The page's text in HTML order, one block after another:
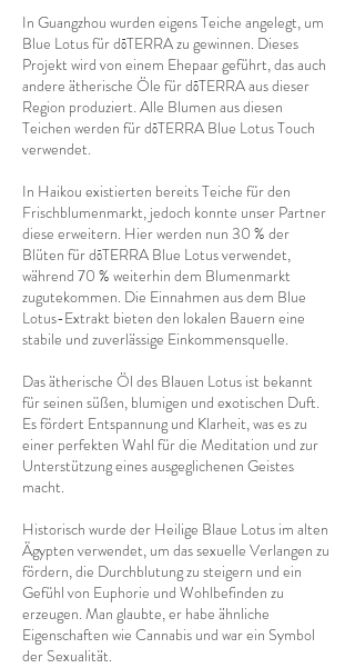
In Guangzhou wurden eigens Teiche angelegt, um
Blue Lotus für dōTERRA zu gewinnen. Dieses
Projekt wird von einem Ehepaar geführt, das auch
andere ätherische Öle für dōTERRA aus dieser
Region produziert. Alle Blumen aus diesen
Teichen werden für dōTERRA Blue Lotus Touch
verwendet.
In Haikou existierten bereits Teiche für den
Frischblumenmarkt, jedoch konnte unser Partner
diese erweitern. Hier werden nun 30 % der
Blüten für dōTERRA Blue Lotus verwendet,
während 70 % weiterhin dem Blumenmarkt
zugutekommen. Die Einnahmen aus dem Blue
Lotus-Extrakt bieten den lokalen Bauern eine
stabile und zuverlässige Einkommensquelle.
Das ätherische Öl des Blauen Lotus ist bekannt
für seinen süßen, blumigen und exotischen Duft.
Es fördert Entspannung und Klarheit, was es zu
einer perfekten Wahl für die Meditation und zur
Unterstützung eines ausgeglichenen Geistes
macht.
Historisch wurde der Heilige Blaue Lotus im alten
Ägypten verwendet, um das sexuelle Verlangen zu
fördern, die Durchblutung zu steigern und ein
Gefühl von Euphorie und Wohlbefinden zu
erzeugen. Man glaubte, er habe ähnliche
Eigenschaften wie Cannabis und war ein Symbol
der Sexualität.